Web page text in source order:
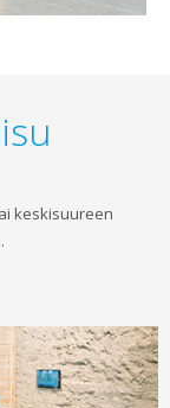
keskisuureen